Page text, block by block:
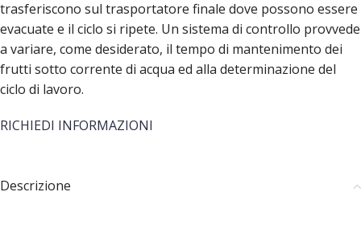
trasferiscono sul trasportatore finale dove possono essere
evacuate e il ciclo si ripete. Un sistema di controllo provvede
a variare, come desiderato, il tempo di mantenimento dei
frutti sotto corrente di acqua ed alla determinazione del
ciclo di lavoro.
RICHIEDI INFORMAZIONI
Descrizione